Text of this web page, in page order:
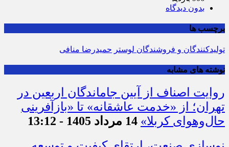
بدون دیدگاه
برچسب ها
تولیدکنندگان و فروشندگان لوستر حمیدرضا منافی
نوشته های مشابه
روایت اصناف از آیین جاماندگان اربعین در
تهران؛ از «خدمت عاشقانه» تا «بازآفرینی
حال‌وهوای کربلا» 14 مرداد 1405 - 13:12